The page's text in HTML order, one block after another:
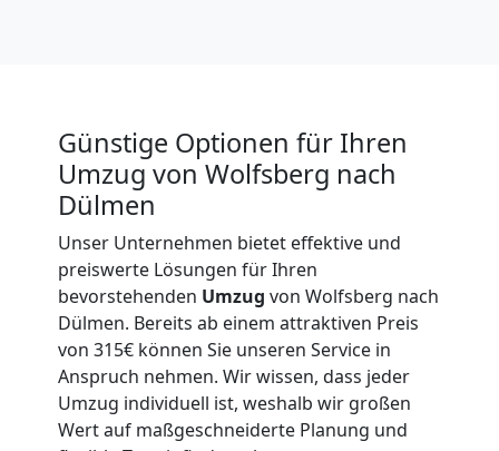
Günstige Optionen für Ihren
Umzug von Wolfsberg nach
Dülmen
Unser Unternehmen bietet effektive und
preiswerte Lösungen für Ihren
bevorstehenden Umzug von Wolfsberg nach
Dülmen. Bereits ab einem attraktiven Preis
von 315€ können Sie unseren Service in
Anspruch nehmen. Wir wissen, dass jeder
Umzug individuell ist, weshalb wir großen
Wert auf maßgeschneiderte Planung und
Beiladung
International
Internationaler
Umzug